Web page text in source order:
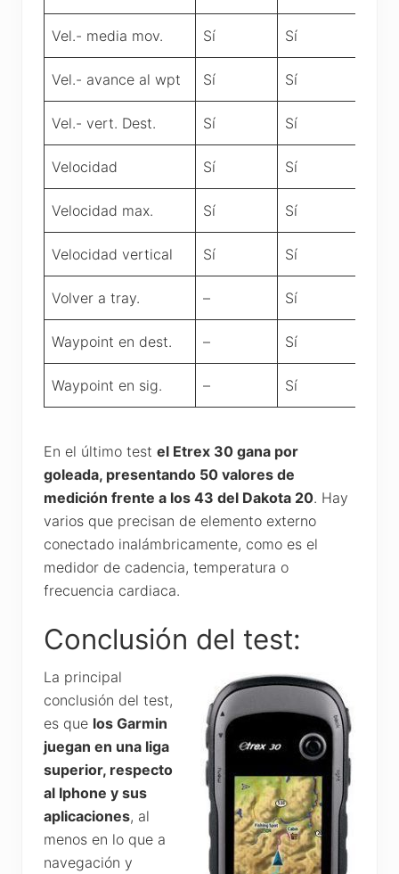
Vel.- media mov. Sí Sí
Vel.- avance al wpt Sí Sí
Vel.- vert. Dest. Sí Sí
Velocidad Sí Sí
Velocidad max. Sí Sí
Velocidad vertical Sí Sí
Volver a tray. – Sí
Waypoint en dest. – Sí
Waypoint en sig. – Sí
En el último test el Etrex 30 gana por
goleada, presentando 50 valores de
medición frente a los 43 del Dakota 20. Hay
varios que precisan de elemento externo
conectado inalámbricamente, como es el
medidor de cadencia, temperatura o
frecuencia cardiaca.
Conclusión del test:
La principal
conclusión del test,
es que los Garmin
juegan en una liga
superior, respecto
al Iphone y sus
aplicaciones, al
menos en lo que a
navegación y